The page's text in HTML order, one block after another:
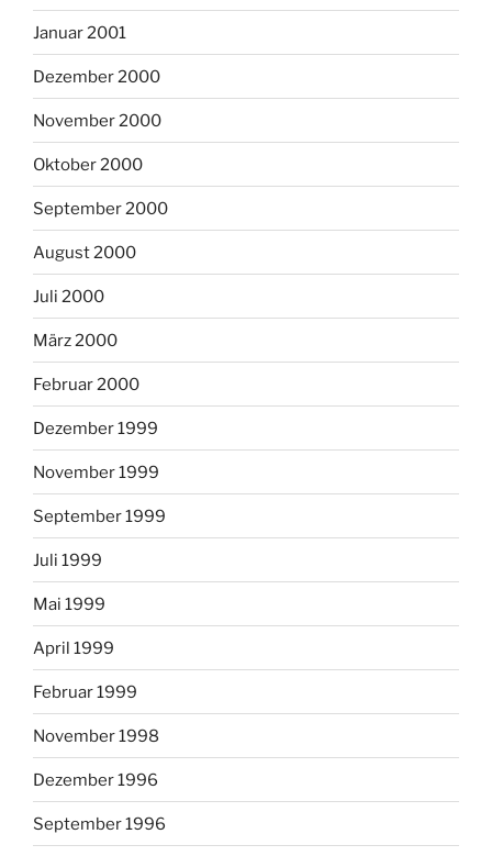
Januar 2001
Dezember 2000
November 2000
Oktober 2000
September 2000
August 2000
Juli 2000
März 2000
Februar 2000
Dezember 1999
November 1999
September 1999
Juli 1999
Mai 1999
April 1999
Februar 1999
November 1998
Dezember 1996
September 1996